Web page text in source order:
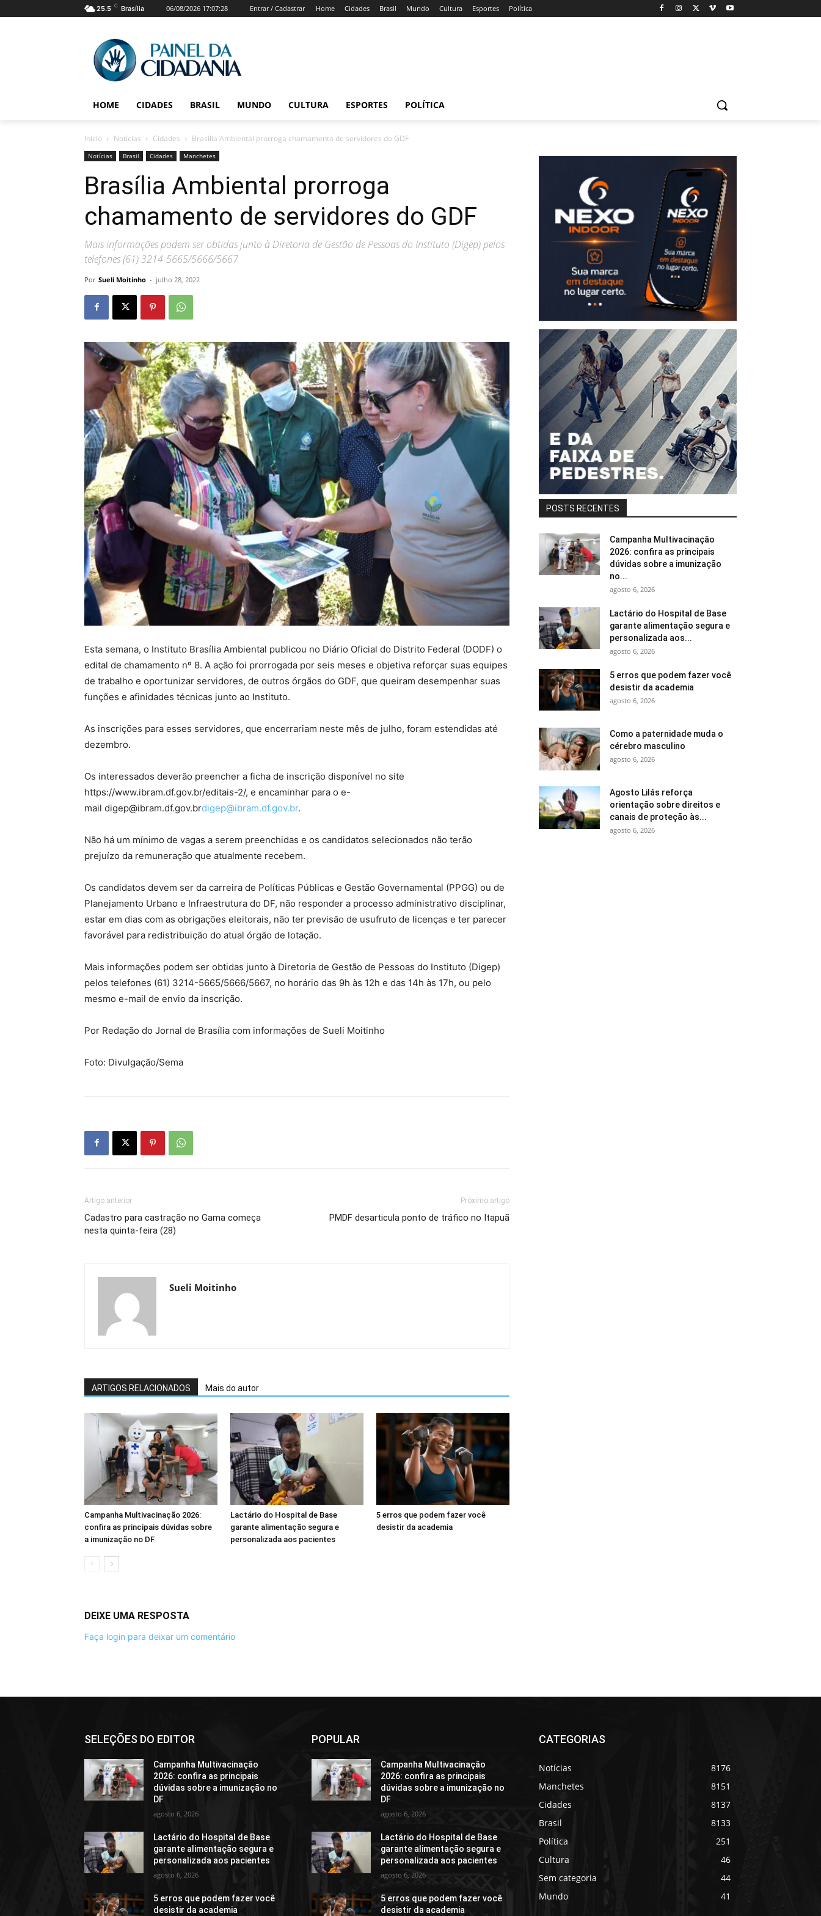
25.5 C Brasília 06/08/2026 17:07:28 Entrar / Cadastrar Home Cidades Brasil Mundo Cultura Esportes Política
HOME CIDADES BRASIL MUNDO CULTURA ESPORTES POLÍTICA
Início Notícias Cidades Brasília Ambiental prorroga chamamento de servidores do GDF
Notícias Brasil Cidades Manchetes
Brasília Ambiental prorroga
chamamento de servidores do GDF
Mais informações podem ser obtidas junto à Diretoria de Gestão de Pessoas do Instituto (Digep) pelos
telefones (61) 3214-5665/5666/5667
Por Sueli Moitinho - julho 28, 2022
Esta semana, o Instituto Brasília Ambiental publicou no Diário Oficial do Distrito Federal (DODF) o
edital de chamamento nº 8. A ação foi prorrogada por seis meses e objetiva reforçar suas equipes
de trabalho e oportunizar servidores, de outros órgãos do GDF, que queiram desempenhar suas
funções e afinidades técnicas junto ao Instituto.
As inscrições para esses servidores, que encerrariam neste mês de julho, foram estendidas até
dezembro.
Os interessados deverão preencher a ficha de inscrição disponível no site
https://www.ibram.df.gov.br/editais-2/, e encaminhar para o e-
mail digep@ibram.df.gov.brdigep@ibram.df.gov.br.
Não há um mínimo de vagas a serem preenchidas e os candidatos selecionados não terão
prejuízo da remuneração que atualmente recebem.
Os candidatos devem ser da carreira de Políticas Públicas e Gestão Governamental (PPGG) ou de
Planejamento Urbano e Infraestrutura do DF, não responder a processo administrativo disciplinar,
estar em dias com as obrigações eleitorais, não ter previsão de usufruto de licenças e ter parecer
favorável para redistribuição do atual órgão de lotação.
Mais informações podem ser obtidas junto à Diretoria de Gestão de Pessoas do Instituto (Digep)
pelos telefones (61) 3214-5665/5666/5667, no horário das 9h às 12h e das 14h às 17h, ou pelo
mesmo e-mail de envio da inscrição.
Por Redação do Jornal de Brasília com informações de Sueli Moitinho
Foto: Divulgação/Sema
Artigo anterior
Cadastro para castração no Gama começa
nesta quinta-feira (28)
Próximo artigo
PMDF desarticula ponto de tráfico no Itapuã
Sueli Moitinho
ARTIGOS RELACIONADOS Mais do autor
Campanha Multivacinação 2026:
confira as principais dúvidas sobre
a imunização no DF
Lactário do Hospital de Base
garante alimentação segura e
personalizada aos pacientes
5 erros que podem fazer você
desistir da academia
DEIXE UMA RESPOSTA
Faça login para deixar um comentário
POSTS RECENTES
Campanha Multivacinação
2026: confira as principais
dúvidas sobre a imunização
no...
agosto 6, 2026
Lactário do Hospital de Base
garante alimentação segura e
personalizada aos...
agosto 6, 2026
5 erros que podem fazer você
desistir da academia
agosto 6, 2026
Como a paternidade muda o
cérebro masculino
agosto 6, 2026
Agosto Lilás reforça
orientação sobre direitos e
canais de proteção às...
agosto 6, 2026
SELEÇÕES DO EDITOR
Campanha Multivacinação
2026: confira as principais
dúvidas sobre a imunização no
DF
agosto 6, 2026
Lactário do Hospital de Base
garante alimentação segura e
personalizada aos pacientes
agosto 6, 2026
5 erros que podem fazer você
desistir da academia
POPULAR
Campanha Multivacinação
2026: confira as principais
dúvidas sobre a imunização no
DF
agosto 6, 2026
Lactário do Hospital de Base
garante alimentação segura e
personalizada aos pacientes
agosto 6, 2026
5 erros que podem fazer você
desistir da academia
CATEGORIAS
Notícias
8176
Manchetes
8151
Cidades
8137
Brasil
8133
Política
251
Cultura
46
Sem categoria
44
Mundo
41